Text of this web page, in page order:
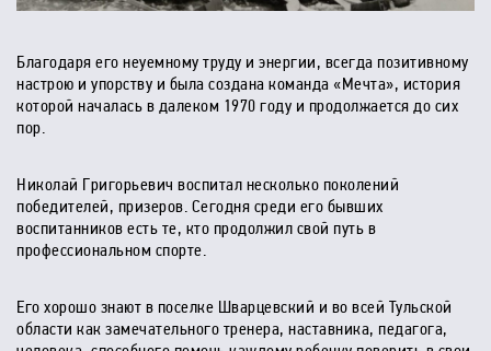
Благодаря его неуемному труду и энергии, всегда позитивному
настрою и упорству и была создана команда «Мечта», история
которой началась в далеком 1970 году и продолжается до сих
пор.
Николай Григорьевич воспитал несколько поколений
победителей, призеров. Сегодня среди его бывших
воспитанников есть те, кто продолжил свой путь в
профессиональном спорте.
Его хорошо знают в поселке Шварцевский и во всей Тульской
области как замечательного тренера, наставника, педагога,